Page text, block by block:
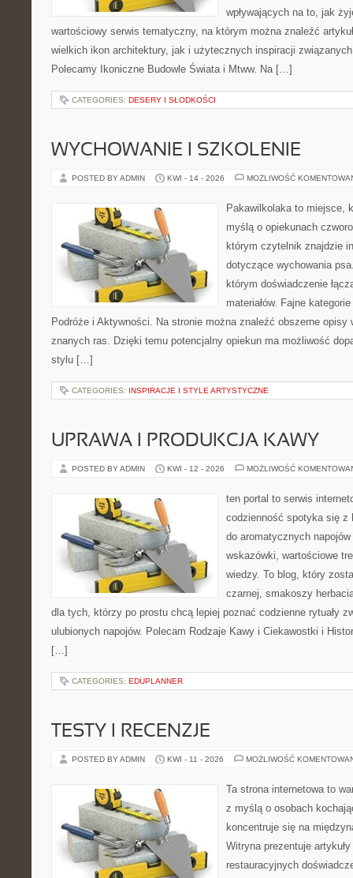
wpływających na to, jak
wartościowy serwis tematyczny, na którym można znaleźć
wielkich ikon architektury, jak i użytecznych inspiracji
Polecamy Ikoniczne Budowle Świata i Mtww. Na […]
CATEGORIES: DESERY I SŁODKOŚCI
WYCHOWANIE I SZKOLENIE
POSTED BY ADMIN KWI - 14 - 2026 MOŻLIWOŚĆ
Pakawilkolaka to miejsce,
myślą o opiekunach
którym czytelnik znajdzie
dotyczące wychowania
którym doświadczenie
materiałów. Fajne
Podróże i Aktywności. Na stronie można znaleźć obszerne opisy
znanych ras. Dzięki temu potencjalny opiekun ma możliwość
stylu […]
CATEGORIES: INSPIRACJE I STYLE ARTYSTYCZNE
UPRAWA I PRODUKCJA KAWY
POSTED BY ADMIN KWI - 12 - 2026 MOŻLIWOŚĆ
ten portal to serwis
codzienność spotyka się z
do aromatycznych
wskazówki, wartościowe
wiedzy. To blog, który
czarnej, smakoszy
dla tych, którzy po prostu chcą lepiej poznać codzienne rytuały
ulubionych napojów. Polecam Rodzaje Kawy i Ciekawostki i
[…]
CATEGORIES: EDUPLANNER
TESTY I RECENZJE
POSTED BY ADMIN KWI - 11 - 2026 MOŻLIWOŚĆ
Ta strona internetowa to
z myślą o osobach
koncentruje się na
Witryna prezentuje
restauracyjnych